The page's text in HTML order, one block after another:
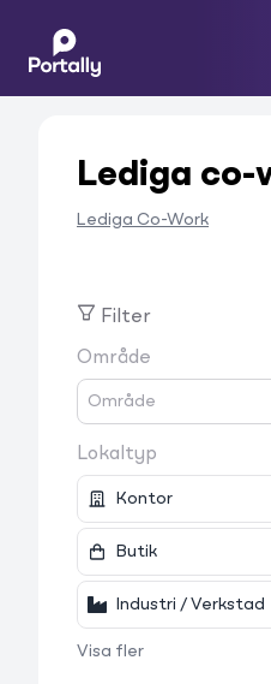
Lediga
Lediga Co-Work
Filter
Område
Lokaltyp
Kontor
Butik
Industri / Verkstad
Visa fler